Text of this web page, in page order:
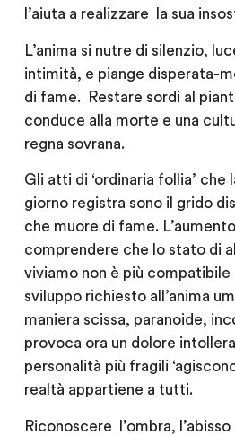
l’aiuta a realizzare la sua
L’anima si nutre di silenzio,
intimità, e piange disperata-
di fame. Restare sordi al
conduce alla morte e una
regna sovrana.
Gli atti di ‘ordinaria follia’ che
giorno registra sono il grido
che muore di fame.
comprendere che lo stato di
viviamo non è più compatibile
sviluppo richiesto all’anima
maniera scissa, paranoide,
provoca ora un dolore
personalità più fragili
realtà appartiene a tutti.
Riconoscere l’ombra,